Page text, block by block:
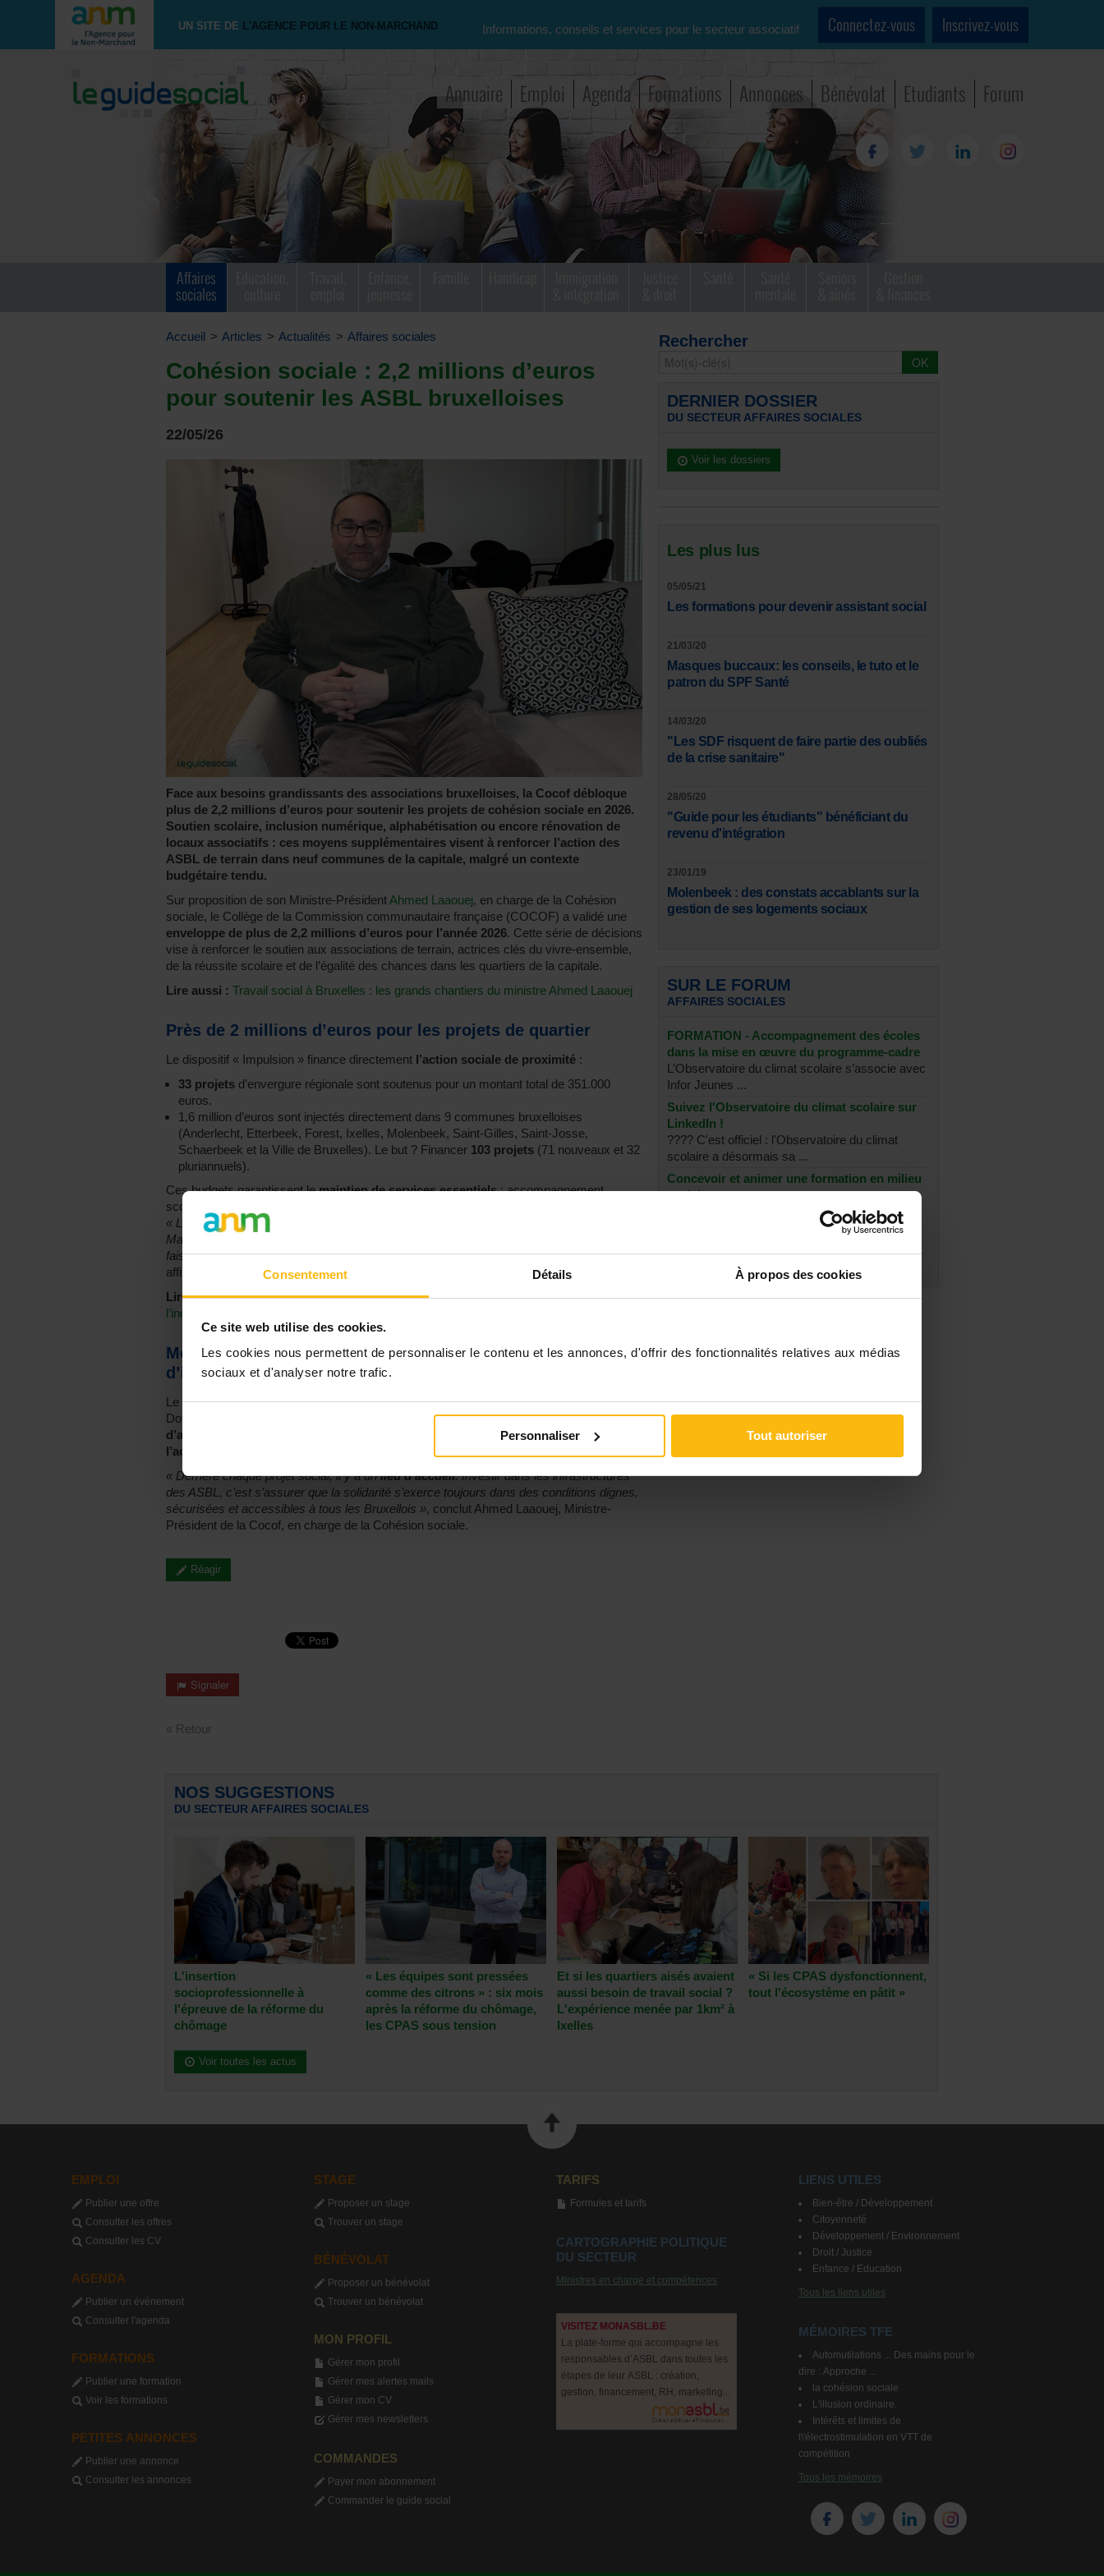
Consentement Détails À propos des cookies
Ce site web utilise des cookies.
Les cookies nous permettent de personnaliser le contenu et les annonces, d'offrir des fonctionnalités relatives aux médias
sociaux et d'analyser notre trafic.
Personnaliser Tout autoriser
UN SITE DE L'AGENCE POUR LE NON-MARCHAND Informations, conseils et services pour le secteur associatif Connectez-vous Inscrivez-vous
Annuaire Emploi Agenda Formations Annonces Bénévolat Etudiants Forum
Affaires
sociales
Accueil > Articles > Actualités > Affaires sociales
Cohésion sociale : 2,2 millions d’euros
pour soutenir les ASBL bruxelloises
22/05/26
Face aux besoins grandissants des associations bruxelloises, la Cocof débloque
plus de 2,2 millions d’euros pour soutenir les projets de cohésion sociale en 2026.
Soutien scolaire, inclusion numérique, alphabétisation ou encore rénovation de
locaux associatifs : ces moyens supplémentaires visent à renforcer l’action des
ASBL de terrain dans neuf communes de la capitale, malgré un contexte
budgétaire tendu.
Sur proposition de son Ministre-PrésidentAhmed Laaouej, en charge de la Cohésion
sociale, le Collège de la Commission communautaire française (COCOF) a validé une
enveloppe de plus de 2,2 millions d’euros pour l’année 2026. Cette série de décisions
vise à renforcer le soutien aux associations de terrain, actrices clés du vivre-ensemble,
de la réussite scolaire et de l’égalité des chances dans les quartiers de la capitale.
Lire aussi : Travail social à Bruxelles : les grands chantiers du ministre Ahmed Laaouej
Près de 2 millions d’euros pour les projets de quartier
Le dispositif « Impulsion » finance directement l’action sociale de proximité :
33 projets d’envergure régionale sont soutenus pour un montant total de 351.000
euros.
1,6 million d’euros sont injectés directement dans 9 communes bruxelloises
(Anderlecht, Etterbeek, Forest, Ixelles, Molenbeek, Saint-Gilles, Saint-Josse,
Schaerbeek et la Ville de Bruxelles). Le but ? Financer 103 projets (71 nouveaux et 32
pluriannuels).
Ces budgets garantissent lemaintien de services essentiels: accompagnement
scolaire, alphabétisation, soutien à la jeunesse, inclusion numérique et accès aux droits.
« Les associations de cohésion sociale sont le cœur battant de la solidarité à Bruxelles.
Malgré un contexte budgétaire difficile, nous refusons l’austérité sur le terrain. Nous
faisons le choix fort de préserver les services aux familles et aux publics fragilisés »,
affirme Ahmed Laaouej.
Lire aussi : Secteur social sous tension : 40 ASBL bruxelloises menacées par
l’incertitude budgétaire
Mobilisation pour des locaux dignes : 300.000 euros
d’investissements
Le Collège lance également l’appel à projets « Infrastructure et investissement 2026 ».
Doté de 300.000 euros, il permettra aux ASBL agréées d’obtenirjusqu’à 10.000 euros
d’aide pour rénover leurs locaux, sécuriser les infrastructures et améliorer
l’accessibilité pour les personnes en situation de handicap
« Derrière chaque projet social, il y a unlieu d’accueil. Investir dans les infrastructures
des ASBL, c’est s’assurer que la solidarité s’exerce toujours dans des conditions dignes,
sécurisées et accessibles à tous les Bruxellois », conclut Ahmed Laaouej, Ministre-
Président de la Cocof, en charge de la Cohésion sociale.
Réagir
Signaler
« Retour
Rechercher
DERNIER DOSSIER
DU SECTEUR AFFAIRES SOCIALES
Voir les dossiers
Les plus lus
05/05/21
Les formations pour devenir assistant social
21/03/20
Masques buccaux: les conseils, le tuto et le
patron du SPF Santé
14/03/20
"Les SDF risquent de faire partie des oubliés
de la crise sanitaire"
28/05/20
"Guide pour les étudiants" bénéficiant du
revenu d'intégration
23/01/19
Molenbeek : des constats accablants sur la
gestion de ses logements sociaux
SUR LE FORUM
AFFAIRES SOCIALES
FORMATION - Accompagnement des écoles
dans la mise en œuvre du programme-cadre
L’Observatoire du climat scolaire s’associe avec
Infor Jeunes ...
Suivez l'Observatoire du climat scolaire sur
LinkedIn !
???? C'est officiel : l'Observatoire du climat
scolaire a désormais sa ...
Concevoir et animer une formation en milieu
scolaire
Vous intervenez en milieu scolaire et souhaitez
Voir toutes les discussions
NOS SUGGESTIONS
DU SECTEUR AFFAIRES SOCIALES
L'insertion
socioprofessionnelle à
l'épreuve de la réforme du
chômage
« Les équipes sont pressées
comme des citrons » : six mois
après la réforme du chômage,
les CPAS sous tension
Et si les quartiers aisés avaient
aussi besoin de travail social ?
L'expérience menée par 1km² à
Ixelles
« Si les CPAS dysfonctionnent,
tout l'écosystème en pâtit »
Voir toutes les actus
EMPLOI
Publier une offre
Consulter les offres
Consulter les CV
AGENDA
Publier un événement
Consulter l'agenda
FORMATIONS
Publier une formation
Voir les formations
PETITES ANNONCES
Publier une annonce
Consulter les annonces
STAGE
Proposer un stage
Trouver un stage
BÉNÉVOLAT
Proposer un bénévolat
Trouver un bénévolat
MON PROFIL
Gérer mon profil
Gérer mes alertes mails
Gérer mon CV
Gérer mes newsletters
COMMANDES
Payer mon abonnement
Commander le guide social
TARIFS
Formules et tarifs
CARTOGRAPHIE POLITIQUE
DU SECTEUR
Ministres en charge et compétences
VISITEZ MONASBL.BE
La plate-forme qui accompagne les
responsables d’ASBL dans toutes les
étapes de leur ASBL : création,
gestion, financement, RH, marketing...
LIENS UTILES
Bien-être / Développement
Citoyenneté
Développement / Environnement
Droit / Justice
Enfance / Education
Tous les liens utiles
MÉMOIRES TFE
Automutilations ... Des mains pour le
dire : Approche ...
la cohésion sociale
L'illusion ordinaire.
Intérêts et limites de
l\'électrostimulation en VTT de
compétition
Tous les mémoires